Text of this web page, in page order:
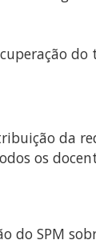
do
da
os
do SPM